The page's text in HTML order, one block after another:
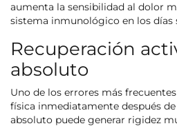
aumenta la sensibilidad al dolor
sistema inmunológico en los días
Recuperación
absoluto
Uno de los errores más
física inmediatamente después
absoluto puede generar rigidez